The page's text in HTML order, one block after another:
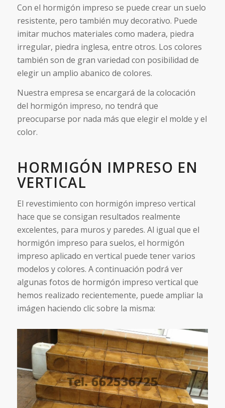
Con el hormigón impreso se puede crear un suelo
resistente, pero también muy decorativo. Puede
imitar muchos materiales como madera, piedra
irregular, piedra inglesa, entre otros. Los colores
también son de gran variedad con posibilidad de
elegir un amplio abanico de colores.
Nuestra empresa se encargará de la colocación
del hormigón impreso, no tendrá que
preocuparse por nada más que elegir el molde y el
color.
HORMIGÓN IMPRESO EN
VERTICAL
El revestimiento con hormigón impreso vertical
hace que se consigan resultados realmente
excelentes, para muros y paredes. Al igual que el
hormigón impreso para suelos, el hormigón
impreso aplicado en vertical puede tener varios
modelos y colores. A continuación podrá ver
algunas fotos de hormigón impreso vertical que
hemos realizado recientemente, puede ampliar la
imágen haciendo clic sobre la misma: